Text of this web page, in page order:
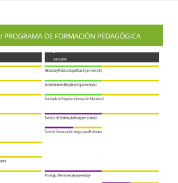
MEDIO
2027